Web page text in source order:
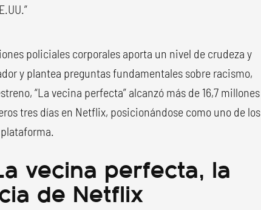
policiales corporales aporta un nivel de crudeza y
y plantea preguntas fundamentales sobre racismo,
“La vecina perfecta” alcanzó más de 16,7 millones
tres días en Netflix, posicionándose como uno de los
vecina perfecta, la
de Netflix